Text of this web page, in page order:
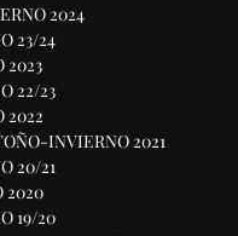
2024
23/24
2023
22/23
2022
INVIERNO 2021
20/21
2020
19/20